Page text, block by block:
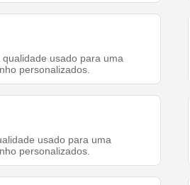
usado para uma
personalizados.
usado para uma
personalizados.